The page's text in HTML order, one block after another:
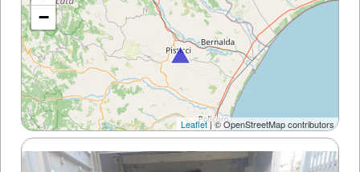
−
Leaflet| © OpenStreetMap contributors